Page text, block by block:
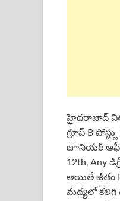
హైదరాబాద్
గ్రూప్ B
జూనియర్
12th, Any
అయితే జీతం
మధ్యలో కలిగి